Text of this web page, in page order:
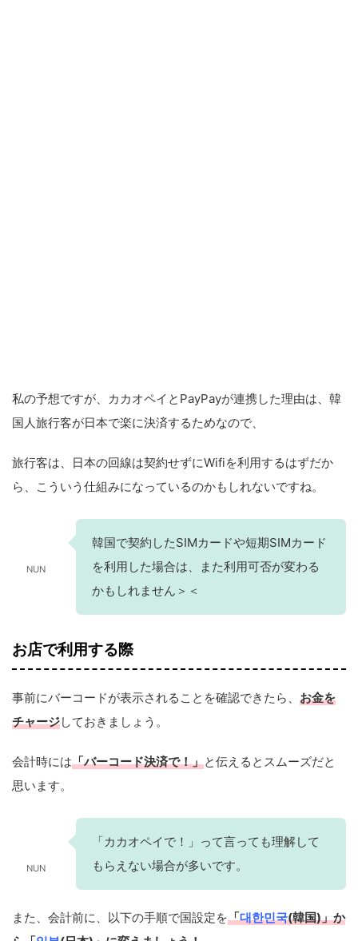
私の予想ですが、カカオペイとPayPayが連携した理由は、韓
国人旅行客が日本で楽に決済するためなので、
旅行客は、日本の回線は契約せずにWifiを利用するはずだか
ら、こういう仕組みになっているのかもしれないですね。
NUN
韓国で契約したSIMカードや短期SIMカード
を利用した場合は、また利用可否が変わる
かもしれません＞＜
お店で利用する際
事前にバーコードが表示されることを確認できたら、 お金を
チャージしておきましょう。
会計時には「バーコード決済で！」と伝えるとスムーズだと
思います。
NUN
「カカオペイで！」って言っても理解して
もらえない場合が多いです。
また、会計前に、以下の手順で国設定を「대한민국(韓国)」か